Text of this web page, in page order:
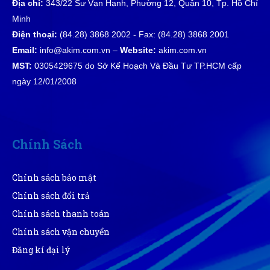
Bên đây làm việc tận tâm, nhân viên nhiệt tình
TH
Thúy Hằng
website này
Tuyết Trang
(Đánh giá 1 năm trước)
Shop đóng gói rất cẩn thận.Hàng giao nhanh
Địa chỉ: 343/22 Sư Vạn Hạnh, Phường 12, Quận 10, Tp. Hồ Chí
Minh
Điện thoại: (84.28) 3868 2002 - Fax: (84.28) 3868 2001
Email: info@akim.com.vn – Website: akim.com.vn
MST: 0305429675 do Sở Kế Hoạch Và Đầu Tư TP.HCM cấp
ngày 12/01/2008
Chính Sách
Chính sách bảo mật
Chính sách đổi trả
Chính sách thanh toán
Chính sách vận chuyển
Đăng kí đại lý